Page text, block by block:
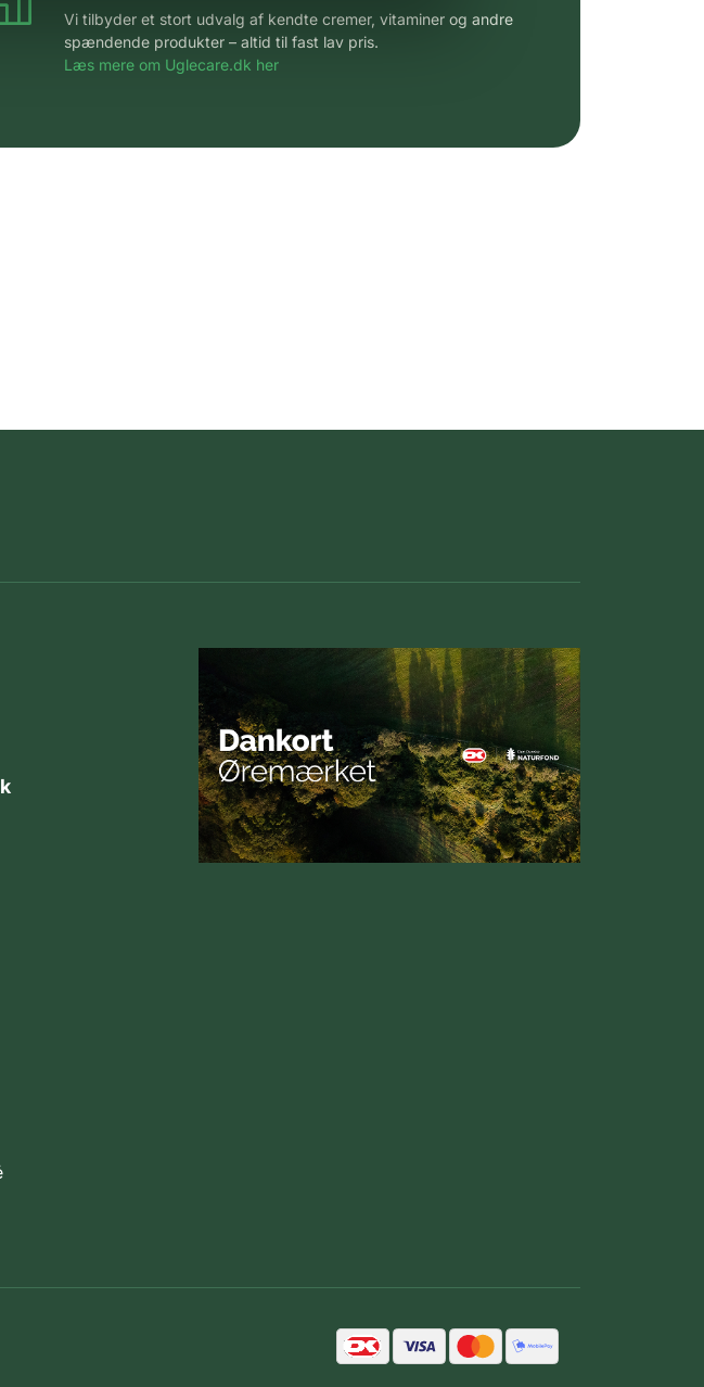
Vi tilbyder et stort udvalg af kendte cremer, vitaminer og andre
spændende produkter – altid til fast lav pris.
Læs mere om Uglecare.dk her